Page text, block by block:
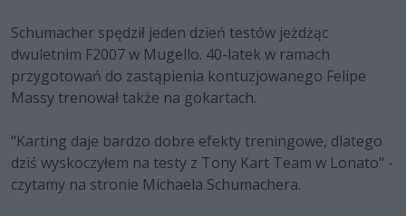
Schumacher spędził jeden dzień testów jeżdżąc
dwuletnim F2007 w Mugello. 40-latek w ramach
przygotowań do zastąpienia kontuzjowanego Felipe
Massy trenował także na gokartach.
"Karting daje bardzo dobre efekty treningowe, dlatego
dziś wyskoczyłem na testy z Tony Kart Team w Lonato" -
czytamy na stronie Michaela Schumachera.